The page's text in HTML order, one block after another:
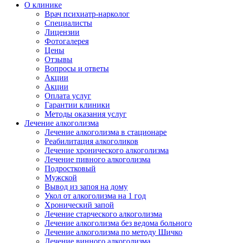
О клинике
Врач психиатр-нарколог
Специалисты
Лицензии
Фотогалерея
Цены
Отзывы
Вопросы и ответы
Акции
Акции
Оплата услуг
Гарантии клиники
Методы оказания услуг
Лечение алкоголизма
Лечение алкоголизма в стационаре
Реабилитация алкоголиков
Лечение хронического алкоголизма
Лечение пивного алкоголизма
Подростковый
Мужской
Вывод из запоя на дому
Укол от алкоголизма на 1 год
Хронический запой
Лечение старческого алкоголизма
Лечение алкоголизма без ведома больного
Лечение алкоголизма по методу Шичко
Лечение винного алкоголизма